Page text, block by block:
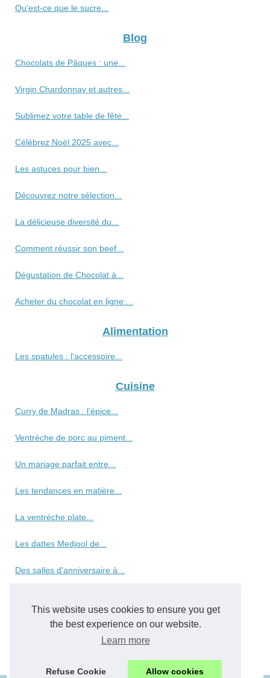
This website uses cookies to ensure you get
the best experience on our website.
Learn more
Refuse Cookie Allow cookies
Qu'est-ce que le sucre...
Blog
Chocolats de Pâques : une...
Virgin Chardonnay et autres...
Sublimez votre table de fête...
Célébrez Noël 2025 avec...
Les astuces pour bien...
Découvrez notre sélection...
La délicieuse diversité du...
Comment réussir son beef...
Dégustation de Chocolat à...
Acheter du chocolat en ligne:...
Alimentation
Les spatules : l'accessoire...
Cuisine
Curry de Madras : l’épice...
Ventrèche de porc au piment...
Un mariage parfait entre...
Les tendances en matière...
La ventrèche plate...
Les dattes Medjool de...
Des salles d'anniversaire à...
Al-Andaluzza : votre...